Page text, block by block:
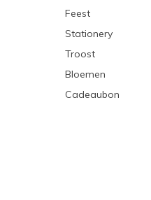
Feest
Stationery
Troost
Bloemen
Cadeaubon